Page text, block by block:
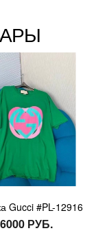
Gucci #PL-12916
РУБ.